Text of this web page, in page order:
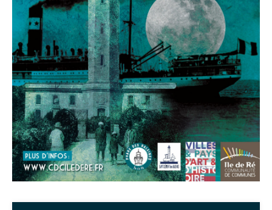
ShareThis is disabled. Allow
Google Maps
Apple Plans
Waze